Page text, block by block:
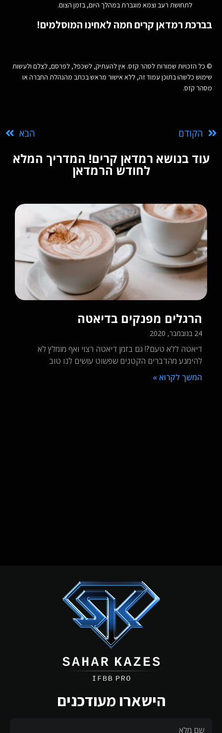
לתחושת רעב וצמא מוגברת במהלך היום, בזמן הצום.
בברכתרמדאן קריםחמה לאחינו המוסלמים!
© כל הזכויות שמורות לסהר קזס. אין להעתיק, לשכפל, לפרסם, לצלם ולעשות
שימוש כלשהו בתוכן עמוד זה, ללא אישור מראש בכתב מהנהלת החברה או
מסהר קזס.
הקודם הבא
עוד בנושא רמדאן קרים! המדריך המלא
לחודש הרמדאן
קריאטין – האם זה תוסף התזונה
המושלם?
10 בינואר, 2021
ספורטאים רבים מתחומים שונים משתמשים בו. קריאטין
ויתרונותיו
הישארו מעודכנים